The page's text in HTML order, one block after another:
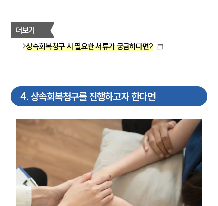
그룹소개
대륜의 강점
오시는 길
글로벌 파트너 로펌
AI대륜
업무사례
주요 업무사례
사례분석/최신동향
법률정보
법률지식인
고객후기
더보기
상속회복청구 시 필요한 서류가 궁금하다면?
4. 상속회복청구를 진행하고자 한다면